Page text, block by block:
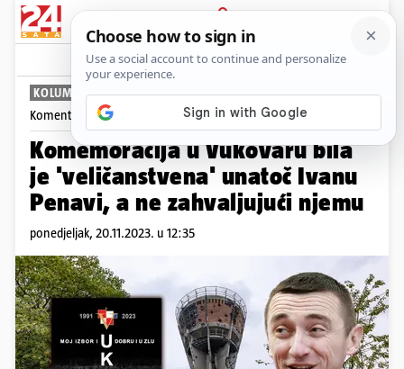
PRIJAVA
News Komentari
KOLUMNA: TOMISLAV KLAUŠKI
Komentira Tomislav Klauški
Komemoracija u Vukovaru bila
je 'veličanstvena' unatoč Ivanu
Penavi, a ne zahvaljujući njemu
ponedjeljak, 20.11.2023. u 12:35